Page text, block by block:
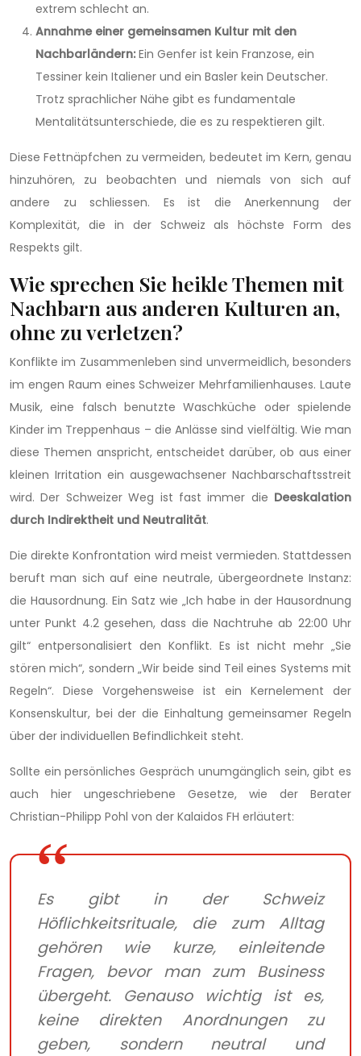
extrem schlecht an.
Annahme einer gemeinsamen Kultur mit den
Nachbarländern: Ein Genfer ist kein Franzose, ein
Tessiner kein Italiener und ein Basler kein Deutscher.
Trotz sprachlicher Nähe gibt es fundamentale
Mentalitätsunterschiede, die es zu respektieren gilt.
Diese Fettnäpfchen zu vermeiden, bedeutet im Kern, genau
hinzuhören, zu beobachten und niemals von sich auf
andere zu schliessen. Es ist die Anerkennung der
Komplexität, die in der Schweiz als höchste Form des
Respekts gilt.
Wie sprechen Sie heikle Themen mit
Nachbarn aus anderen Kulturen an,
ohne zu verletzen?
Konflikte im Zusammenleben sind unvermeidlich, besonders
im engen Raum eines Schweizer Mehrfamilienhauses. Laute
Musik, eine falsch benutzte Waschküche oder spielende
Kinder im Treppenhaus – die Anlässe sind vielfältig. Wie man
diese Themen anspricht, entscheidet darüber, ob aus einer
kleinen Irritation ein ausgewachsener Nachbarschaftsstreit
wird. Der Schweizer Weg ist fast immer die Deeskalation
durch Indirektheit und Neutralität.
Die direkte Konfrontation wird meist vermieden. Stattdessen
beruft man sich auf eine neutrale, übergeordnete Instanz:
die Hausordnung. Ein Satz wie „Ich habe in der Hausordnung
unter Punkt 4.2 gesehen, dass die Nachtruhe ab 22:00 Uhr
gilt“ entpersonalisiert den Konflikt. Es ist nicht mehr „Sie
stören mich“, sondern „Wir beide sind Teil eines Systems mit
Regeln“. Diese Vorgehensweise ist ein Kernelement der
Konsenskultur, bei der die Einhaltung gemeinsamer Regeln
über der individuellen Befindlichkeit steht.
Sollte ein persönliches Gespräch unumgänglich sein, gibt es
auch hier ungeschriebene Gesetze, wie der Berater
Christian-Philipp Pohl von der Kalaidos FH erläutert:
Es gibt in der Schweiz
Höflichkeitsrituale, die zum Alltag
gehören wie kurze, einleitende
Fragen, bevor man zum Business
übergeht. Genauso wichtig ist es,
keine direkten Anordnungen zu
geben, sondern neutral und